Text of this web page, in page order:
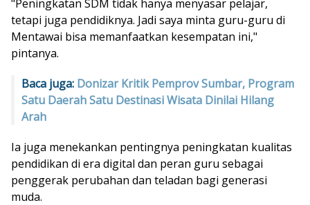
"Peningkatan SDM tidak hanya menyasar pelajar,
tetapi juga pendidiknya. Jadi saya minta guru-guru di
Mentawai bisa memanfaatkan kesempatan ini,"
pintanya.
Baca juga: Donizar Kritik Pemprov Sumbar, Program
Satu Daerah Satu Destinasi Wisata Dinilai Hilang
Arah
Ia juga menekankan pentingnya peningkatan kualitas
pendidikan di era digital dan peran guru sebagai
penggerak perubahan dan teladan bagi generasi
muda.